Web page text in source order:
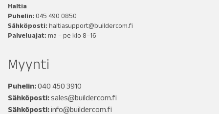
Haltia
Puhelin: 045 490 0850
Sähköposti: haltiasupport@buildercom.fi
Palveluajat: ma – pe klo 8–16
Myynti
Puhelin:040 450 3910
Sähköposti:sales@buildercom.fi
Sähköposti:info@buildercom.fi